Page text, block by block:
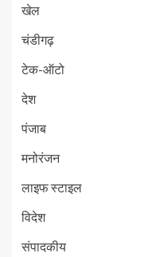
खेल
चंडीगढ़
टेक-ऑटो
देश
पंजाब
मनोरंजन
लाइफ स्टाइल
विदेश
संपादकीय